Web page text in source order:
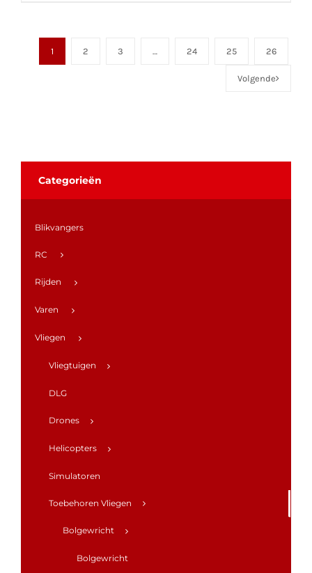
1 2 3 … 24 25 26
Volgende
Categorieën
Blikvangers
RC
Rijden
Varen
Vliegen
Vliegtuigen
DLG
Drones
Helicopters
Simulatoren
Toebehoren Vliegen
Bolgewricht
Bolgewricht